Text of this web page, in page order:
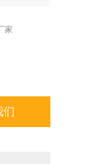
家
们